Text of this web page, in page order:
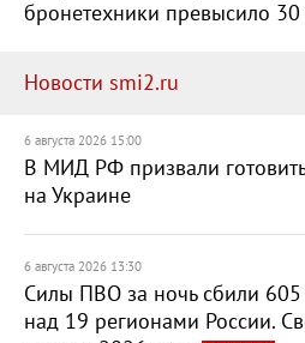
бронетехники превысило
Новости smi2.ru
6 августа 2026 15:00
В МИД РФ призвали
на Украине
6 августа 2026 13:30
Силы ПВО за ночь сбили
над 19 регионами России.